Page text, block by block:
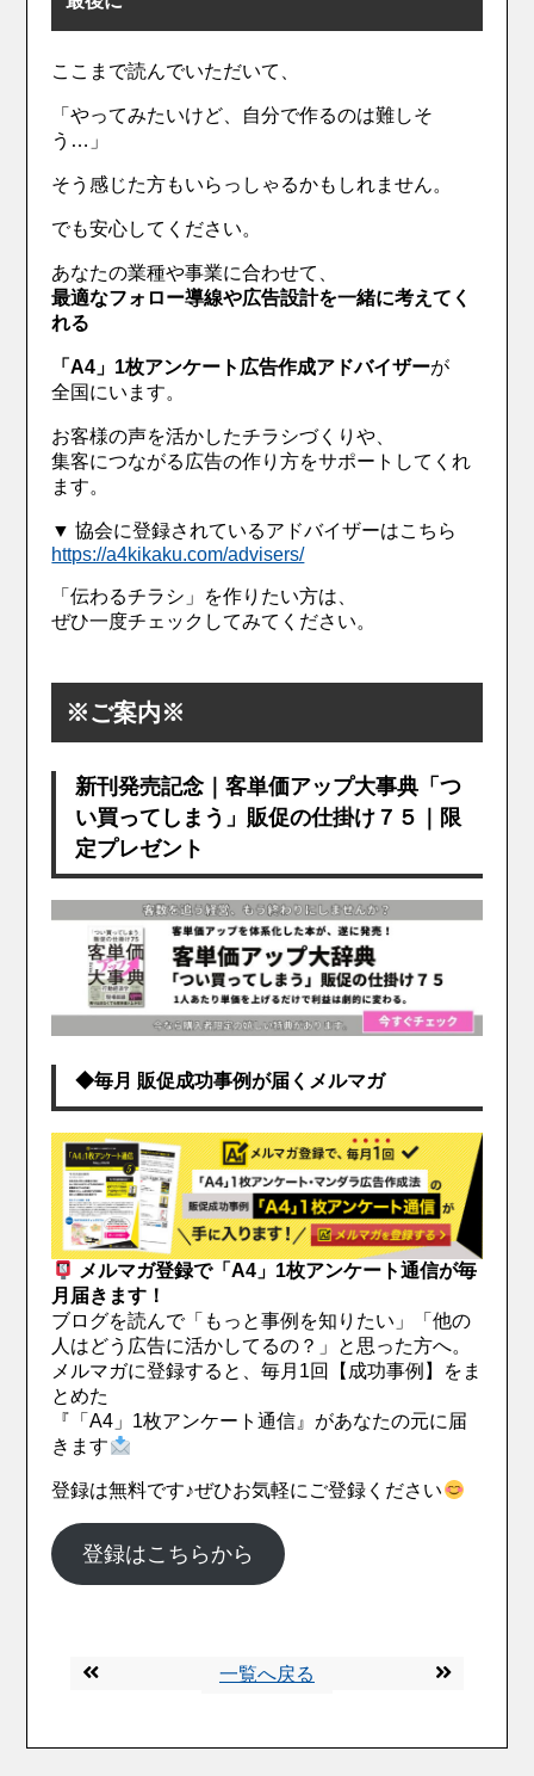
ここまで読んでいただいて、
「やってみたいけど、自分で作るのは難しそ
う…」
そう感じた方もいらっしゃるかもしれません。
でも安心してください。
あなたの業種や事業に合わせて、
最適なフォロー導線や広告設計を一緒に考えてく
れる
「A4」1枚アンケート広告作成アドバイザーが
全国にいます。
お客様の声を活かしたチラシづくりや、
集客につながる広告の作り方をサポートしてくれ
ます。
▼ 協会に登録されているアドバイザーはこちら
https://a4kikaku.com/advisers/
「伝わるチラシ」を作りたい方は、
ぜひ一度チェックしてみてください。
※ご案内※
新刊発売記念｜客単価アップ大事典「つ
い買ってしまう」販促の仕掛け７５｜限
定プレゼント
◆毎月 販促成功事例が届くメルマガ
メルマガ登録で「A4」1枚アンケート通信が毎
月届きます！
ブログを読んで「もっと事例を知りたい」「他の
人はどう広告に活かしてるの？」と思った方へ。
メルマガに登録すると、毎月1回【成功事例】をま
とめた
『「A4」1枚アンケート通信』があなたの元に届
きます
登録は無料です♪ぜひお気軽にご登録ください
登録はこちらから
一覧へ戻る